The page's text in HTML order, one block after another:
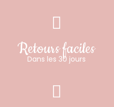
Retours faciles
Dans les 30 jours